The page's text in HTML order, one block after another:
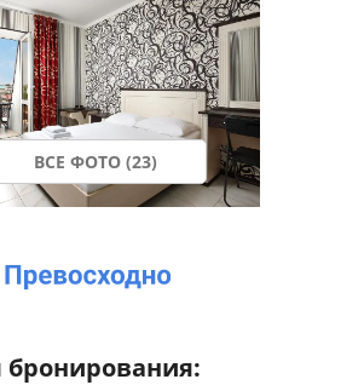
ВСЕ ФОТО (23)
бронирования: